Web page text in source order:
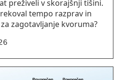
preživeli v skorajšnji tišini.
tempo razprav in
zagotavljanje kvoruma?